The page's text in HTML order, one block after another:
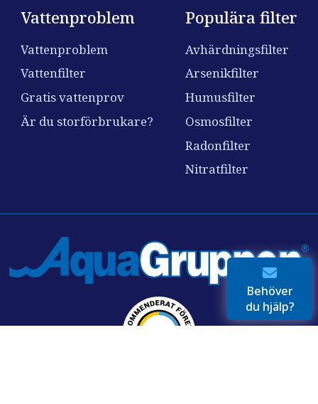
Vattenproblem
Vattenproblem
Vattenfilter
Gratis vattenprov
Är du storförbrukare?
Populära filter
Avhärdningsfilter
Arsenikfilter
Humusfilter
Osmosfilter
Radonfilter
Nitratfilter
Behöver
du hjälp?